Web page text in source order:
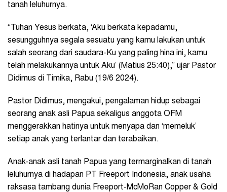
tanah leluhurnya.
“Tuhan Yesus berkata, ‘Aku berkata kepadamu,
sesungguhnya segala sesuatu yang kamu lakukan untuk
salah seorang dari saudara-Ku yang paling hina ini, kamu
telah melakukannya untuk Aku’ (Matius 25:40),” ujar Pastor
Didimus di Timika, Rabu (19/6 2024).
Pastor Didimus, mengakui, pengalaman hidup sebagai
seorang anak asli Papua sekaligus anggota OFM
menggerakkan hatinya untuk menyapa dan ‘memeluk’
setiap anak yang terlantar dan terabaikan.
Anak-anak asli tanah Papua yang termarginalkan di tanah
leluhurnya di hadapan PT Freeport Indonesia, anak usaha
raksasa tambang dunia Freeport-McMoRan Copper & Gold